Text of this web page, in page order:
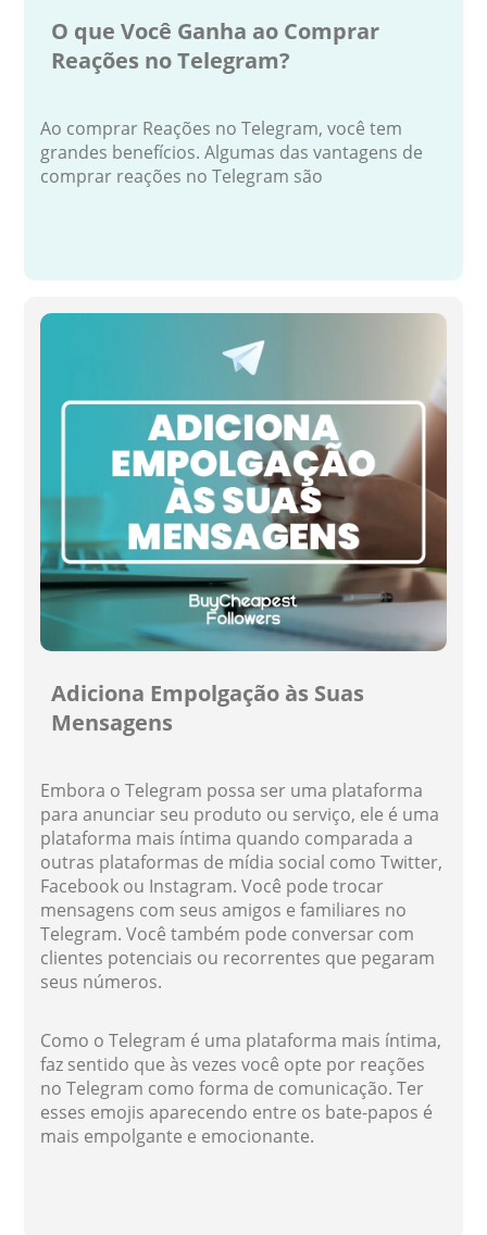
O que Você Ganha ao Comprar
Reações no Telegram?
Ao comprar Reações no Telegram, você tem
grandes benefícios. Algumas das vantagens de
comprar reações no Telegram são
Adiciona Empolgação às Suas
Mensagens
Embora o Telegram possa ser uma plataforma
para anunciar seu produto ou serviço, ele é uma
plataforma mais íntima quando comparada a
outras plataformas de mídia social como Twitter,
Facebook ou Instagram. Você pode trocar
mensagens com seus amigos e familiares no
Telegram. Você também pode conversar com
clientes potenciais ou recorrentes que pegaram
seus números.
Como o Telegram é uma plataforma mais íntima,
faz sentido que às vezes você opte por reações
no Telegram como forma de comunicação. Ter
esses emojis aparecendo entre os bate-papos é
mais empolgante e emocionante.